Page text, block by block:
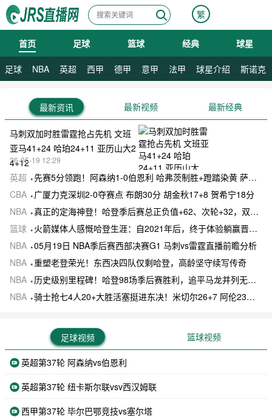
繁
首页 足球 篮球 经典 球星
足球 NBA 英超 西甲 德甲 意甲 法甲 球星介绍 斯诺克
最新资讯 最新视频 最新经典
马刺双加时胜雷霆抢占先机 文班
亚马41+24 哈珀24+11 亚历山大2
4+12
26-05-19 12:29
英超
先赛5分领跑！阿森纳1-0伯恩利 哈弗茨制胜+蹬踏染黄 萨卡献助攻
CBA
广厦力克深圳2-0夺赛点 布朗30分 胡金秋17+8 贺希宁18分
NBA 真正的定海神登！哈登季后赛总正负值+62、次轮+32，双数据领跑骑士全队
篮球
火箭媒体人感慨哈登生涯：自2021年后，终于体验躺赢晋级滋味
NBA 05月19日 NBA季后赛西部决赛G1 马刺vs雷霆直播前瞻分析
NBA 重塑老登荣光！东西决四队仅剩哈登，高龄坚守续写传奇
NBA
历史级别里程碑！哈登98场季后赛胜利，追平马龙并列无冠球员历史第一
NBA 骑士抢七4人20+大胜活塞挺进东决！米切尔26+7 阿伦23分 梅里尔23分 詹金斯17分
足球视频 篮球视频
英超第37轮 阿森纳vs伯恩利
英超第37轮 纽卡斯尔联vsv西汉姆联
西甲第37轮 毕尔巴鄂竞技vs塞尔塔
08月09日 星期日